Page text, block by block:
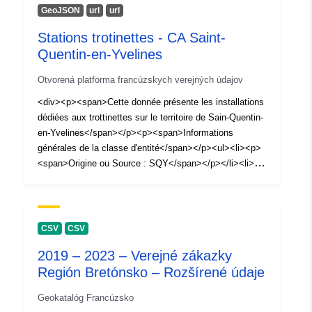
GeoJSON url url
Stations trotinettes - CA Saint-
Quentin-en-Yvelines
Otvorená platforma francúzskych verejných údajov
<div><p><span>Cette donnée présente les installations
dédiées aux trottinettes sur le territoire de Sain-Quentin-
en-Yvelines</span></p><p><span>Informations
générales de la classe d'entité</span></p><ul><li><p>
<span>Origine ou Source : SQY</span></p></li><li>
<li><p><span>Précision :</span></p></li><li><p>
<span>Système de référence : </span><span>RGF93 -
<span>Contact : </span>
<span>opendata@sqy.fr</span></p></li><li><p>
SQY et ses environs</span></p></li></ul><p>
CSV CSV
2019 – 2023 – Verejné zákazky
Región Bretónsko – Rozšírené údaje
Geokatalóg Francúzsko